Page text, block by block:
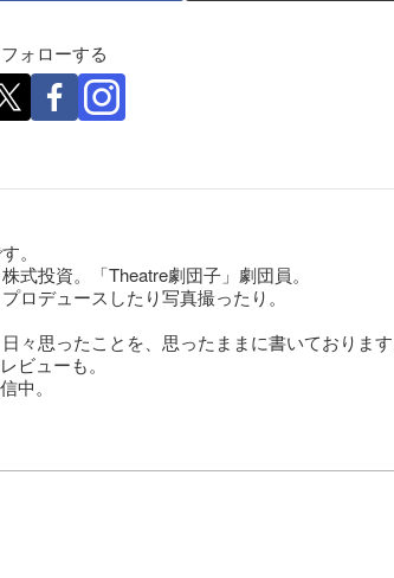
ォローする
。
式投資。「Theatre劇団子」劇団員。
ロデュースしたり写真撮ったり。
々思ったことを、思ったままに書いておりま
ビューも。
中。